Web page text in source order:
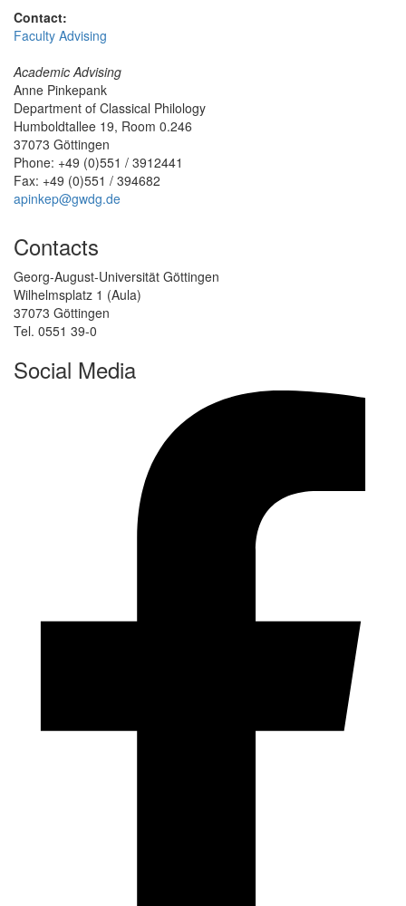
Contact:
Faculty Advising
Academic Advising
Anne Pinkepank
Department of Classical Philology
Humboldtallee 19, Room 0.246
37073 Göttingen
Phone: +49 (0)551 / 3912441
Fax: +49 (0)551 / 394682
apinkep@gwdg.de
Contacts
Georg-August-Universität Göttingen
Wilhelmsplatz 1 (Aula)
37073 Göttingen
Tel. 0551 39-0
Social Media